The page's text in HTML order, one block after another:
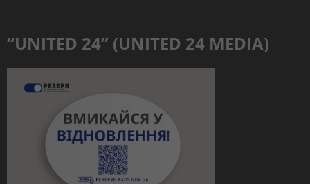
“UNITED 24” (UNITED 24 MEDIA)